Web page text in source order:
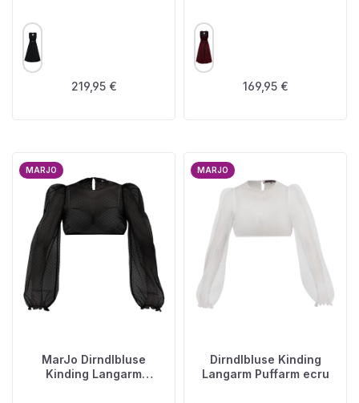
FARBE
Regulärer Preis:
219,95 €
FARBE
Regulärer Preis:
169,95 €
MARJO
MarJo Dirndlbluse
Kinding Langarm
MARJO
Dirndlbluse Kinding
Langarm Puffarm ecru